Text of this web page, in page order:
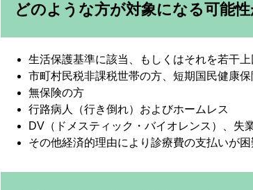
どのような方が対象になる可能
生活保護基準に該当、もしくはそれを若干
市町村民税非課税世帯の方、短期国民健康
無保険の方
行路病人（行き倒れ）およびホームレス
DV（ドメスティック・バイオレンス）、失
その他経済的理由により診療費の支払いが